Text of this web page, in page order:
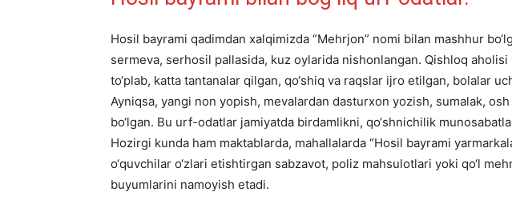
Hosil bayrami qadimdan xalqimizda “Mehrjon” nomi bilan mashhur
sermeva, serhosil pallasida, kuz oylarida nishonlangan. Qishloq
to‘plab, katta tantanalar qilgan, qo‘shiq va raqslar ijro etilgan, bolalar
Ayniqsa, yangi non yopish, mevalardan dasturxon yozish, sumalak,
bo‘lgan. Bu urf-odatlar jamiyatda birdamlikni, qo‘shnichilik
Hozirgi kunda ham maktablarda, mahallalarda “Hosil bayrami
o‘quvchilar o‘zlari etishtirgan sabzavot, poliz mahsulotlari yoki qo‘l
buyumlarini namoyish etadi.